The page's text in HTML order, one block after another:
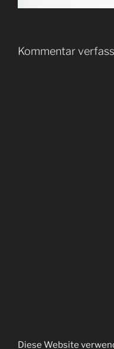
Kommentar
Diese Website